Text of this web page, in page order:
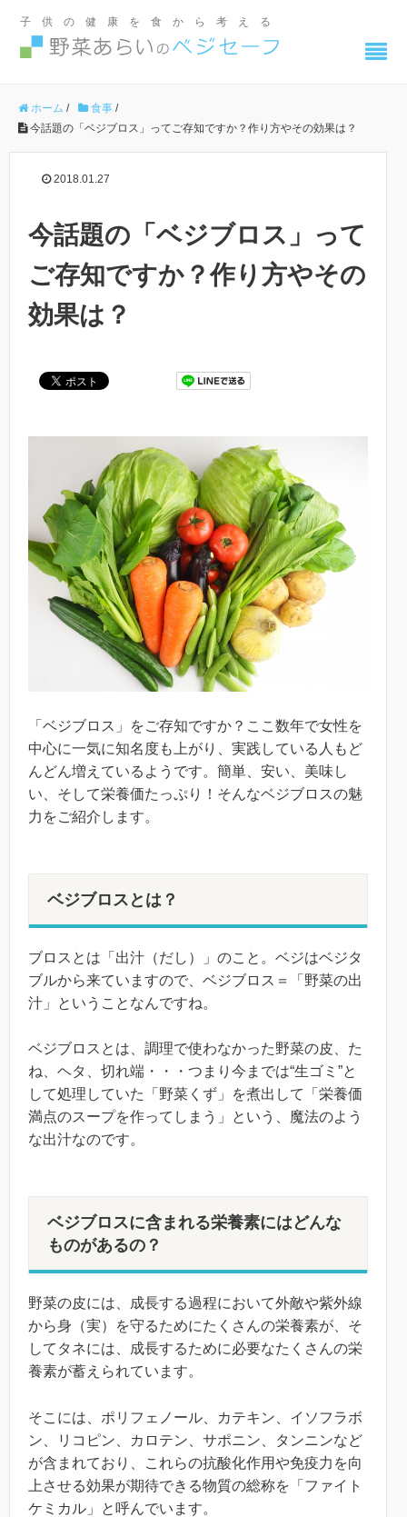
子供の健康を食から考える
ホーム / 食事 /
今話題の「ベジブロス」ってご存知ですか？作り方やその効果は？
2018.01.27
今話題の「ベジブロス」って
ご存知ですか？作り方やその
効果は？
「ベジブロス」をご存知ですか？ここ数年で女性を
中心に一気に知名度も上がり、実践している人もど
んどん増えているようです。簡単、安い、美味し
い、そして栄養価たっぷり！そんなベジブロスの魅
力をご紹介します。
ベジブロスとは？
ブロスとは「出汁（だし）」のこと。ベジはベジタ
ブルから来ていますので、ベジブロス＝「野菜の出
汁」ということなんですね。
ベジブロスとは、調理で使わなかった野菜の皮、た
ね、ヘタ、切れ端・・・つまり今までは“生ゴミ”と
して処理していた「野菜くず」を煮出して「栄養価
満点のスープを作ってしまう」という、魔法のよう
な出汁なのです。
ベジブロスに含まれる栄養素にはどんな
ものがあるの？
野菜の皮には、成長する過程において外敵や紫外線
から身（実）を守るためにたくさんの栄養素が、そ
してタネには、成長するために必要なたくさんの栄
養素が蓄えられています。
そこには、ポリフェノール、カテキン、イソフラボ
ン、リコピン、カロテン、サポニン、タンニンなど
が含まれており、これらの抗酸化作用や免疫力を向
上させる効果が期待できる物質の総称を「ファイト
ケミカル」と呼んでいます。